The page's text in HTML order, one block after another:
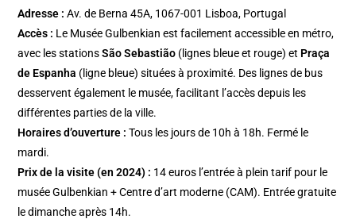
Adresse :Av. de Berna 45A, 1067-001 Lisboa, Portugal
Accès : Le Musée Gulbenkian est facilement accessible en métro,
avec les stationsSão Sebastião (lignes bleue et rouge) et Praça
de Espanha (ligne bleue) situées à proximité. Des lignes de bus
desservent également le musée, facilitant l’accès depuis les
différentes parties de la ville.
Horaires d’ouverture : Tous les jours de 10h à 18h. Fermé le
mardi.
Prix de la visite (en 2024) : 14 euros l’entrée à plein tarif pour le
musée Gulbenkian + Centre d’art moderne (CAM). Entrée gratuite
le dimanche après 14h.